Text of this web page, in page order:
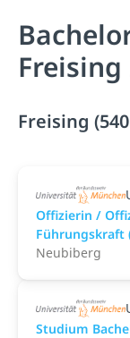
Freising
Freising
Offizierin /
Führungskraft
Neubiberg
Studium